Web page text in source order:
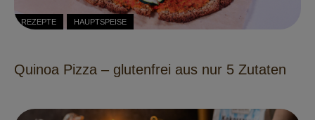
REZEPTE HAUPTSPEISE
Quinoa Pizza – glutenfrei aus nur 5 Zutaten